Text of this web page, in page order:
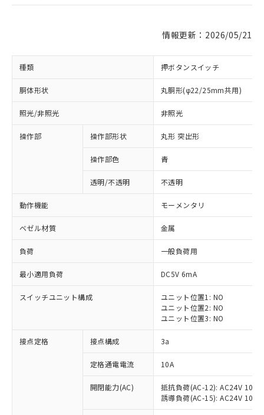
情報更新：2026/05/21
種類 押ボタンスイッチ
胴体形状 丸胴形(φ22/25mm共用)
照光/非照光 非照光
操作部 操作部形状 丸形 突出形
操作部色 青
透明/不透明 不透明
動作機能 モーメンタリ
ベゼル材質 金属
負荷 一般負荷用
最小適用負荷 DC5V 6mA
スイッチユニット構成
ユニット位置1: NO
ユニット位置2: NO
ユニット位置3: NO
接点定格 接点構成 3a
定格通電電流 10A
開閉能力(AC)
抵抗負荷(AC-12): AC24V 10A/
誘導負荷(AC-15): AC24V
※1 対応状況
対応済み：EU RoHS指令（10物質）の
非含有に対応した製品が提供可能な商品で
対応予定：EU RoHS指令（10物質）の非含